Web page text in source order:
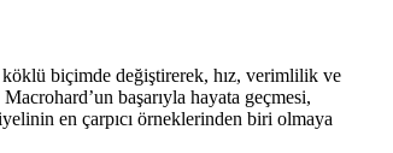
biçimde değiştirerek, hız, verimlilik ve
başarıyla hayata geçmesi,
en çarpıcı örneklerinden biri olmaya